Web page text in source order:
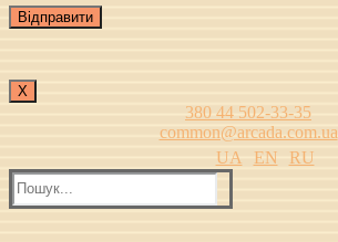
Х
380 44 502-33-35
common@arcada.com.ua
UA
EN
RU
Пошук: